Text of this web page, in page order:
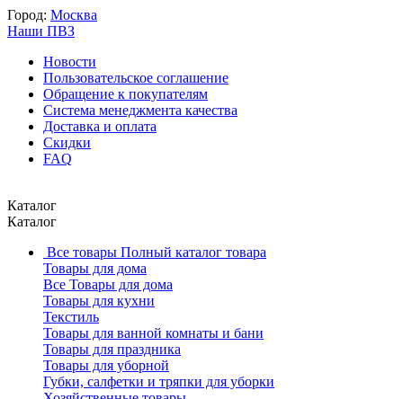
Город: Москва
Наши ПВЗ
Новости
Пользовательское соглашение
Обращение к покупателям
Система менеджмента качества
Доставка и оплата
Скидки
FAQ
Каталог
Каталог
Все товары Полный каталог товара
Товары для дома
Все Товары для дома
Товары для кухни
Текстиль
Товары для ванной комнаты и бани
Товары для праздника
Товары для уборной
Губки, салфетки и тряпки для уборки